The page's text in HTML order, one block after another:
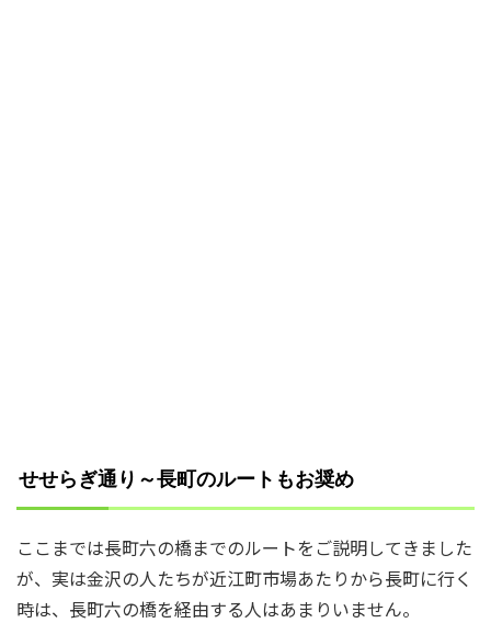
せせらぎ通り～長町のルートもお奨め
ここまでは長町六の橋までのルートをご説明してきました
が、実は金沢の人たちが近江町市場あたりから長町に行く
時は、長町六の橋を経由する人はあまりいません。